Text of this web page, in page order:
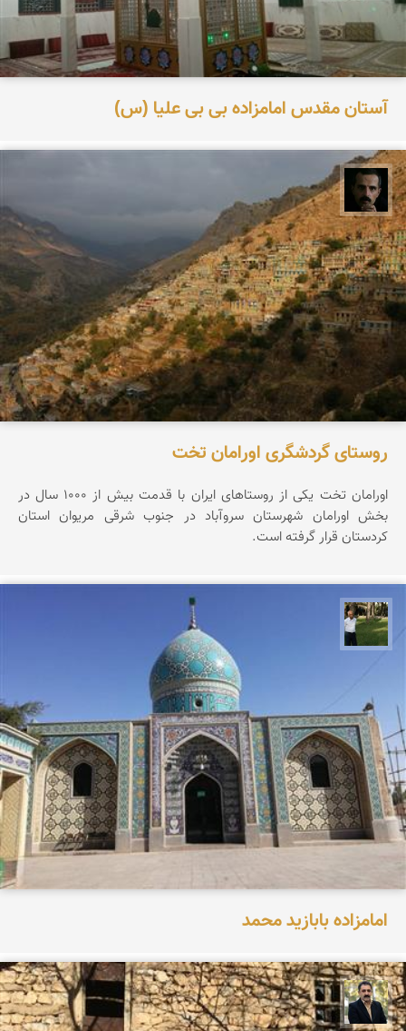
آستان مقدس امامزاده بی بی علیا (س)
عباس رحمانی
روستای گردشگری اورامان تخت
اورامان تخت یکی از روستاهای ایران با قدمت بیش از ۱۰۰۰ سال در
بخش اورامان شهرستان سروآباد در جنوب شرقی مریوان استان
کردستان قرار گرفته است.
امامزاده بابازید محمد
عدنان مرادی